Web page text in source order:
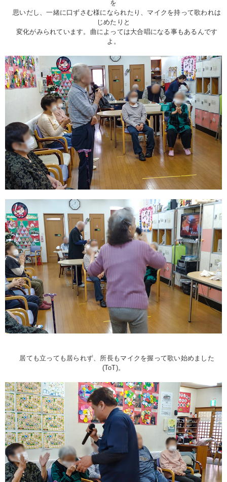
を
思いだし、一緒に口ずさむ様になられたり、マイクを持って歌われは
じめたりと
変化がみられています。曲によっては大合唱になる事もあるんです
よ。
居ても立っても居られず、所長もマイクを握って歌い始めました
(ToT)。